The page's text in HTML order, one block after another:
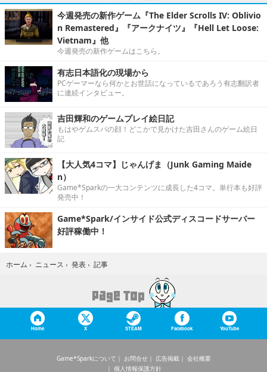
今週発売の新作ゲーム『The Elder Scrolls IV: Oblivio
n Remastered』『アークナイツ』『Hell Let Loose:
Vietnam』他
今週発売の新作ゲームはこちら。
有志日本語化の現場から
PCゲーマーなら何かとお世話になっているであろう有志翻訳者
に連続インタビュー。
吉田輝和のゲームプレイ絵日記
もはやゲムスパの顔！どこかで見かけた吉田さんのゲーム絵日
記
【大人気4コマ】じゃんげま（Junk Gaming Maide
n）
Game*Sparkの一大コンテンツに成長した4コマ。単行本も好評
発売中！
Game*Spark/インサイド公式ディスコードサーバー
好評稼働中！
ホーム › ニュース › 発表 › 記事
Home X STEAM Facebook YouTube
Game*Sparkについて お問合せ 広告掲載
会社概要
個人情報保護方針